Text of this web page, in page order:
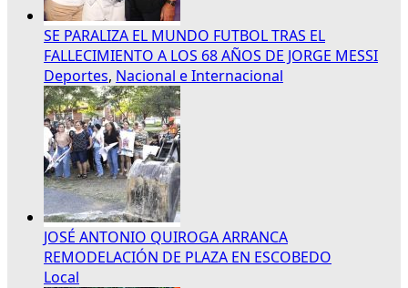
SE PARALIZA EL MUNDO FUTBOL TRAS EL
FALLECIMIENTO A LOS 68 AÑOS DE JORGE MESSI
Deportes, Nacional e Internacional
JOSÉ ANTONIO QUIROGA ARRANCA
REMODELACIÓN DE PLAZA EN ESCOBEDO
Local